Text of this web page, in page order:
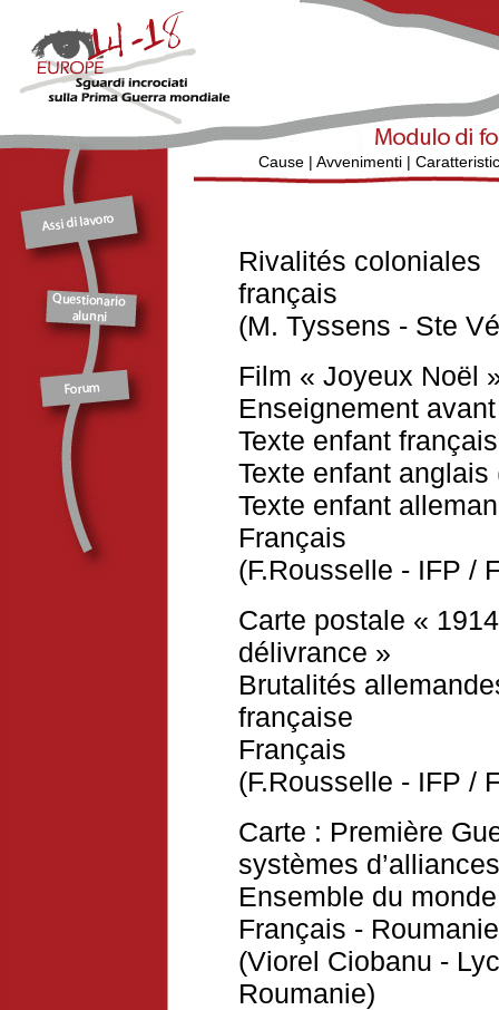
Cause| Avvenimenti|
Rivalités coloniales
français
(M. Tyssens - Ste
Film « Joyeux Noël
Enseignement
Texte enfant
Texte enfant
Texte enfant
Français
(F.Rousselle - IFP /
Carte postale «
délivrance »
Brutalités
française
Français
(F.Rousselle - IFP /
Carte : Première
systèmes
Ensemble du monde
Français - Roumanie
(Viorel Ciobanu -
Roumanie)